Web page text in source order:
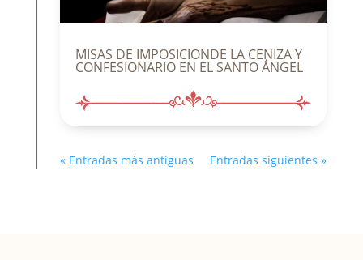
MISAS DE IMPOSICIONDE LA CENIZA Y
CONFESIONARIO EN EL SANTO ÁNGEL
« Entradas más antiguas Entradas siguientes »